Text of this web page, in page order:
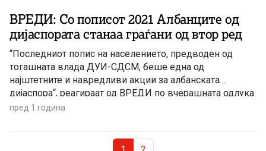
ВРЕДИ: Со пописот 2021 Албанците од
дијаспората станаа граѓани од втор ред
“Последниот попис на населението, предводен од
тогашната влада ДУИ-СДСМ, беше една од
најштетните и навредливи акции за албанската
дијаспора“, реагираат од ВРЕДИ по вчерашната одлука
на Уставн суд за укинување на категориите
спроведување на ова статистичка операција ОД
ВРЕДИ велат дека претходната влада, преку Заводот
пред 1 година